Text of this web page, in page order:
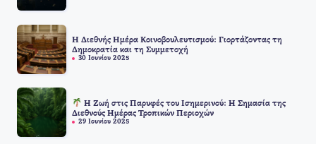
Η Διεθνής Ημέρα Κοινοβουλευτισμού: Γιορτάζοντας τη
Δημοκρατία και τη Συμμετοχή
30 Ιουνίου 2025
Η Ζωή στις Παρυφές του Ισημερινού: Η Σημασία της
Διεθνούς Ημέρας Τροπικών Περιοχών
29 Ιουνίου 2025